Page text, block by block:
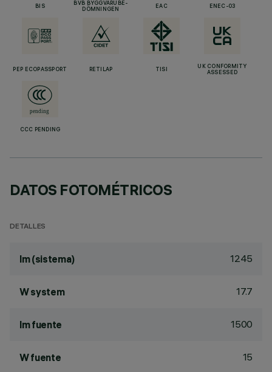
BIS
BVB BYGGVARUBE-
DÖMNINGEN
EAC ENEC-03
PEP ECOPASSPORT RETILAP TISI
UK CONFORMITY
ASSESSED
CCC PENDING
DATOS FOTOMÉTRICOS
DETALLES
lm (sistema) 1245
W system 17.7
lm fuente 1500
W fuente 15